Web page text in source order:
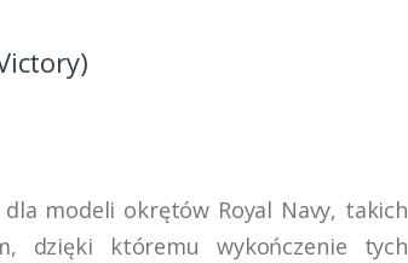
modeli okrętów Royal Navy, takich
dzięki któremu wykończenie tych